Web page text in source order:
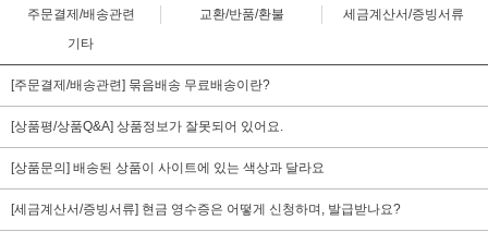
주문결제/배송관련
교환/반품/환불
세금계산서/증빙서류
기타
[주문결제/배송관련] 묶음배송 무료배송이란?
[상품평/상품Q&A] 상품정보가 잘못되어 있어요.
[상품문의] 배송된 상품이 사이트에 있는 색상과 달라요
[세금계산서/증빙서류] 현금 영수증은 어떻게 신청하며, 발급받나요?